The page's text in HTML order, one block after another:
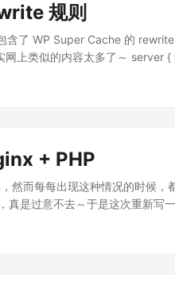
阴影部分来解释；输入 force
速度，需要的力是1牛顿；输入
年，大约有1万8千学生，本地生
$100k，它会告诉你，5分利
美元的利息……输入 D# 会得到
规则
含了 WP Super Cache 的
上类似的内容太多了～ server
root /var/host/wordpress;
} if (-f
(!-e $request_filename) {
/var/host/wordpress;
unix:/var/run/
+ PHP
然而每每出现这种情况的时候，
是过意不去～于是这次重新写
，因为最近一段时间来其实我